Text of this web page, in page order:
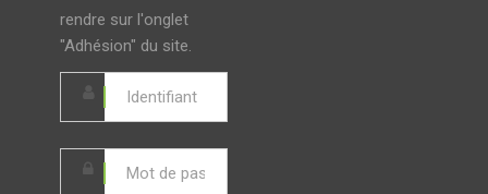
rendre sur l'onglet
"Adhésion" du site.